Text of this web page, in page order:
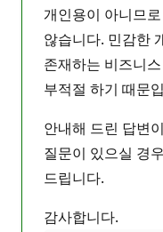
개인용이 아니므
않습니다. 민감한
존재하는 비즈니
부적절 하기 때문
안내해 드린 답변
질문이 있으실 경
드립니다.
감사합니다.